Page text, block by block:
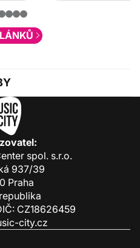
spol. s.r.o.
937/39
Praha
CZ18626459
city.cz